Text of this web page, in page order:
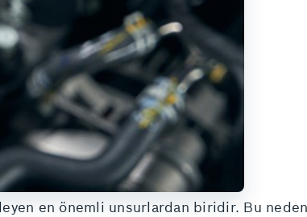
en önemli unsurlardan biridir. Bu